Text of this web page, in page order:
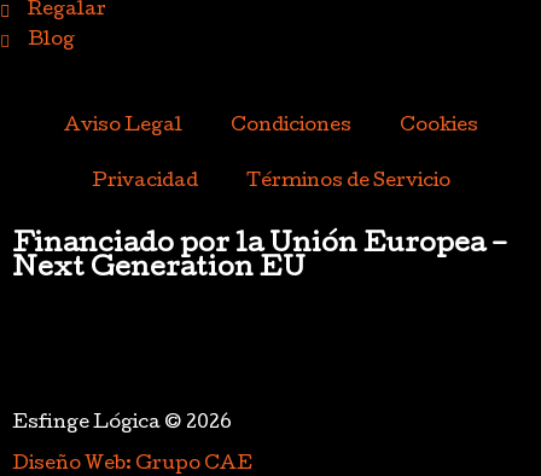
Regalar
Blog
Aviso Legal Condiciones Cookies
Privacidad Términos de Servicio
Financiado por la Unión Europea –
Next Generation EU
Esfinge Lógica © 2026
Diseño Web: Grupo CAE